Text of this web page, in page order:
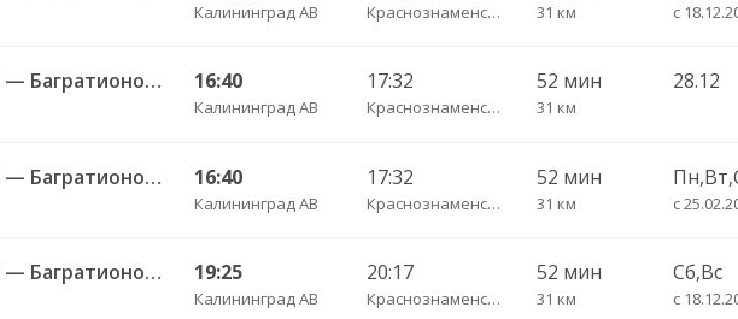
Калининград АВ Краснознаменское п. 31 км с
191 Калининград АВ — Багратионовск г. ч/з Стрельня п., Долгоруково п. 16:40
Калининград АВ
17:32
Краснознаменское п.
52 мин
31 км
28.12
191 Калининград АВ — Багратионовск г. ч/з Стрельня п., Долгоруково п. 16:40
Калининград АВ
17:32
Краснознаменское п.
52 мин
31 км с
191 Калининград АВ — Багратионовск г. ч/з Стрельня п., Долгоруково п. 19:25
Калининград АВ
20:17
Краснознаменское п.
52 мин
31 км
Сб,Вс
с